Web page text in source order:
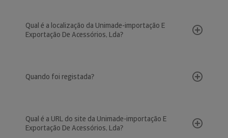
Qual é a localização da Unimade-importação E
Exportação De Acessórios, Lda?
Quando foi registada?
Qual é a URL do site da Unimade-importação E
Exportação De Acessórios, Lda?